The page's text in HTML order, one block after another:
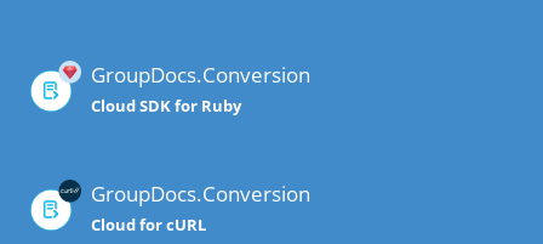
GroupDocs.Conversion
Cloud SDK for Ruby
GroupDocs.Conversion
Cloud for cURL